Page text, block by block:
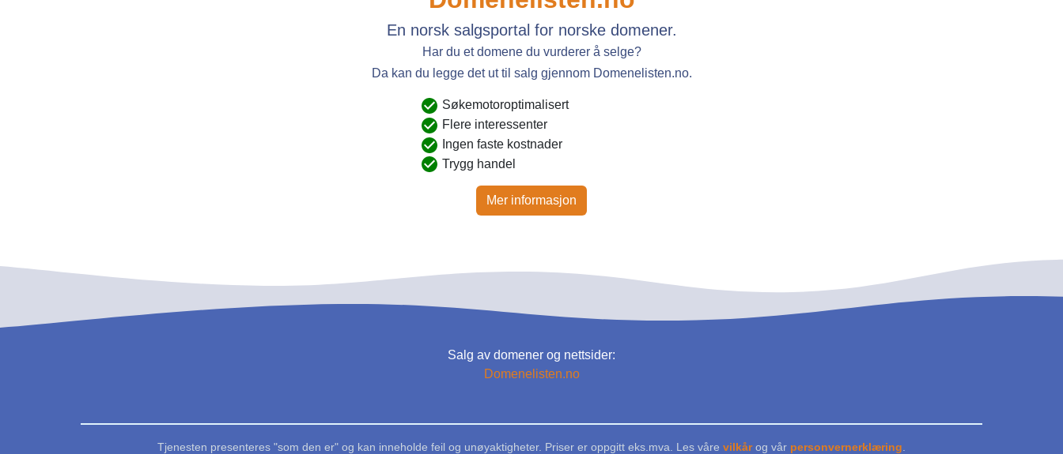
En norsk salgsportal for norske domener.
Har du et domene du vurderer å selge?
Da kan du legge det ut til salg gjennom Domenelisten.no.
Søkemotoroptimalisert
Flere interessenter
Ingen faste kostnader
Trygg handel
Mer informasjon
Salg av domener og nettsider:
Domenelisten.no
Tjenesten presenteres "som den er" og kan inneholde feil og unøyaktigheter. Priser er oppgitt eks.mva. Les våre vilkårog vår personvernerklæring.